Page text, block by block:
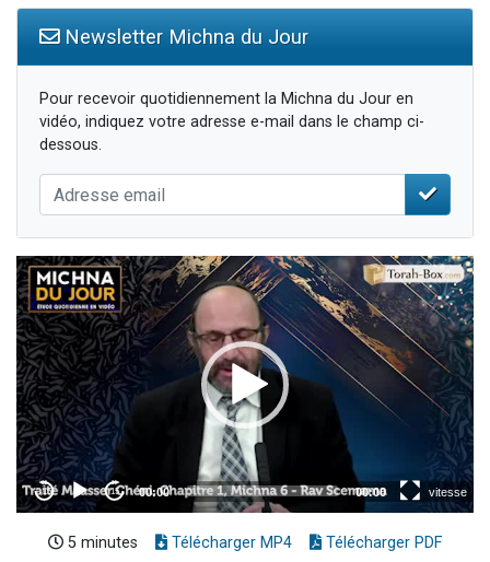
Newsletter Michna du Jour
Pour recevoir quotidiennement la Michna du Jour en
vidéo, indiquez votre adresse e-mail dans le champ ci-
dessous.
5 minutes Télécharger MP4 Télécharger PDF